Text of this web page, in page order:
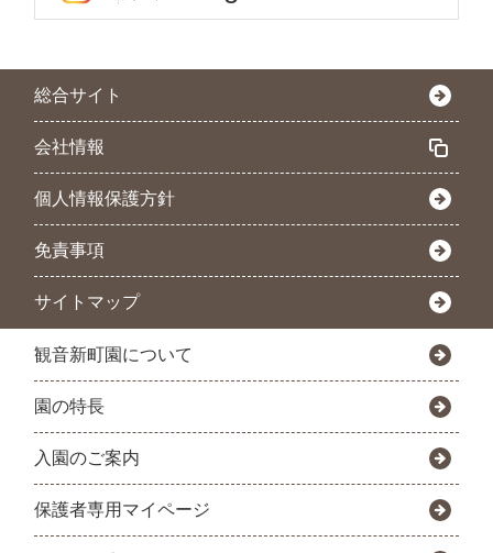
総合サイト
会社情報
個人情報保護方針
免責事項
サイトマップ
観音新町園について
園の特長
入園のご案内
保護者専用マイページ